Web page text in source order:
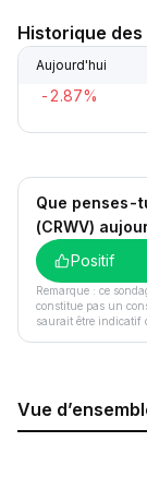
Historique des
Aujourd'hui
-2.87%
Que penses-
(CRWV)
Positif
Remarque : ce
constitue pas un
saurait être indicatif
Vue